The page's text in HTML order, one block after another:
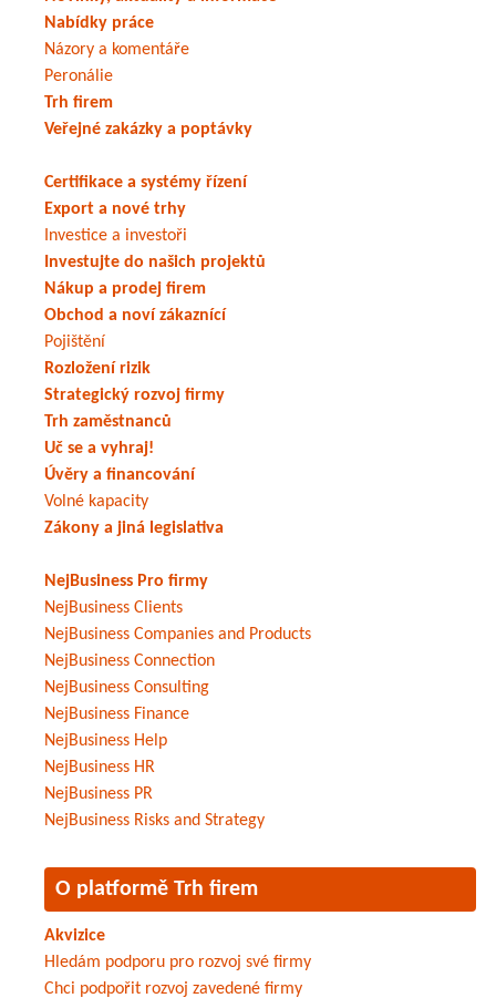
Nabídky práce
Názory a komentáře
Peronálie
Trh firem
Veřejné zakázky a poptávky
Certifikace a systémy řízení
Export a nové trhy
Investice a investoři
Investujte do našich projektů
Nákup a prodej firem
Obchod a noví zákaznící
Pojištění
Rozložení rizik
Strategický rozvoj firmy
Trh zaměstnanců
Uč se a vyhraj!
Úvěry a financování
Volné kapacity
Zákony a jiná legislativa
NejBusiness Pro firmy
NejBusiness Clients
NejBusiness Companies and Products
NejBusiness Connection
NejBusiness Consulting
NejBusiness Finance
NejBusiness Help
NejBusiness HR
NejBusiness PR
NejBusiness Risks and Strategy
O platformě Trh firem
Akvizice
Hledám podporu pro rozvoj své firmy
Chci podpořit rozvoj zavedené firmy